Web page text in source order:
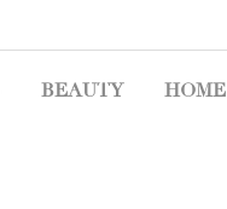
BEAUTY HOME